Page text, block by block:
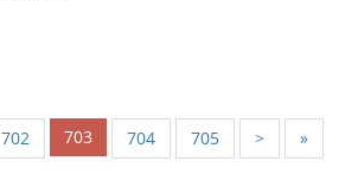
702 703 704 705 > »